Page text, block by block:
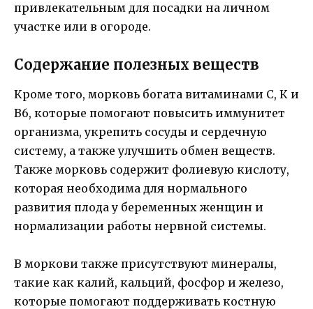
привлекательным для посадки на личном
участке или в огороде.
Содержание полезных веществ
Кроме того, морковь богата витаминами C, К и
В6, которые помогают повысить иммунитет
организма, укрепить сосуды и сердечную
систему, а также улучшить обмен веществ.
Также морковь содержит фолиевую кислоту,
которая необходима для нормального
развития плода у беременных женщин и
нормализации работы нервной системы.
В моркови также присутствуют минералы,
такие как калий, кальций, фосфор и железо,
которые помогают поддерживать костную